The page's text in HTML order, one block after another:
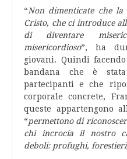
“Non dimenticate che
Cristo, che ci introduce
di diventare
misericordioso”, ha
giovani. Quindi
bandana che è
partecipanti e che
corporale concrete,
queste
“permettono di
chi incrocia il nostro
deboli: profughi,